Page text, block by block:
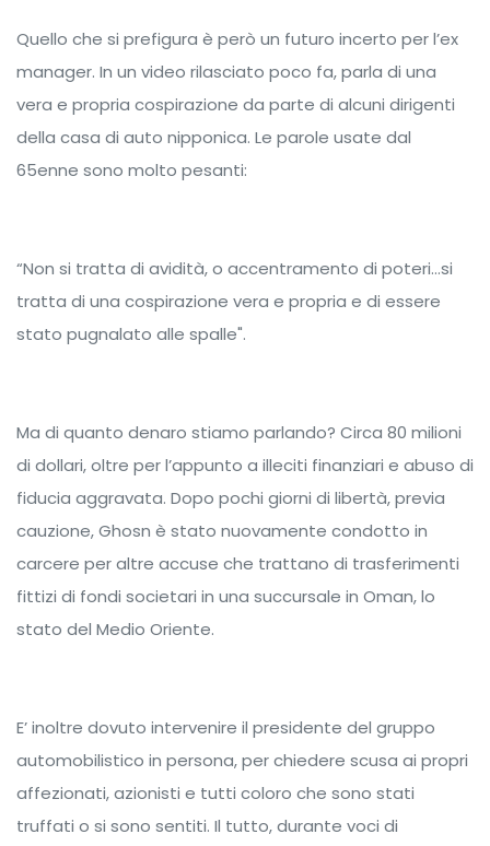
Quello che si prefigura è però un futuro incerto per l’ex
manager. In un video rilasciato poco fa, parla di una
vera e propria cospirazione da parte di alcuni dirigenti
della casa di auto nipponica. Le parole usate dal
65enne sono molto pesanti:
“Non si tratta di avidità, o accentramento di poteri...si
tratta di una cospirazione vera e propria e di essere
stato pugnalato alle spalle".
Ma di quanto denaro stiamo parlando? Circa 80 milioni
di dollari, oltre per l’appunto a illeciti finanziari e abuso di
fiducia aggravata. Dopo pochi giorni di libertà, previa
cauzione, Ghosn è stato nuovamente condotto in
carcere per altre accuse che trattano di trasferimenti
fittizi di fondi societari in una succursale in Oman, lo
stato del Medio Oriente.
E’ inoltre dovuto intervenire il presidente del gruppo
automobilistico in persona, per chiedere scusa ai propri
affezionati, azionisti e tutti coloro che sono stati
truffati o si sono sentiti. Il tutto, durante voci di